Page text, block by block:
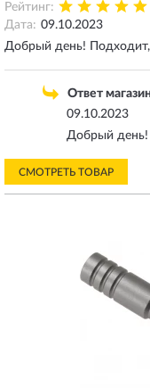
Рейтинг:
Дата: 09.10.2023
Добрый день!
Ответ
09.10.2023
Добрый день!
СМОТРЕТЬ ТОВАР